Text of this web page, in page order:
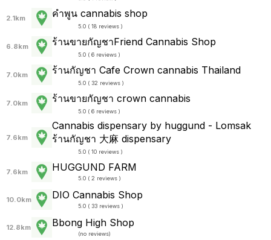
2.1km คำพูน cannabis shop
5.0 ( 18 reviews )
6.8km ร้านขายกัญชาFriend Cannabis Shop
5.0 ( 6 reviews )
7.0km ร้านกัญชา Cafe Crown cannabis Thailand
5.0 ( 32 reviews )
7.0km ร้านขายกัญชา crown cannabis
5.0 ( 6 reviews )
7.6km
Cannabis dispensary by huggund - Lomsak
ร้านกัญชา​ 大麻 dispensary
5.0 ( 10 reviews )
7.6km HUGGUND FARM
5.0 ( 2 reviews )
10.0km DIO Cannabis Shop
5.0 ( 33 reviews )
12.8km Bbong High Shop
(no reviews)